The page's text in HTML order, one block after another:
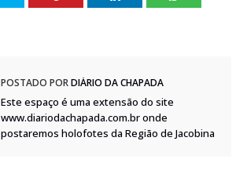
POSTADO PORDIÁRIO DA CHAPADA
Este espaço é uma extensão do site
www.diariodachapada.com.br onde
postaremos holofotes da Região de Jacobina